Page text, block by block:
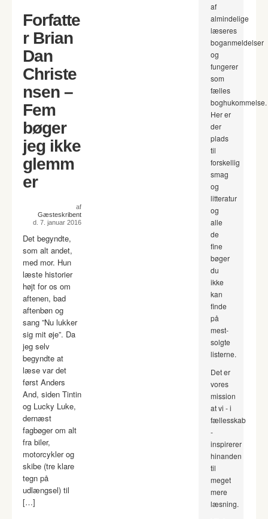
Forfatte
r Brian
Dan
Christe
nsen –
Fem
bøger
jeg ikke
glemm
er
af
Gæsteskribent
d. 7. januar 2016
Det begyndte,
som alt andet,
med mor. Hun
læste historier
højt for os om
aftenen, bad
aftenbøn og
sang ”Nu lukker
sig mit øje”. Da
jeg selv
begyndte at
læse var det
først Anders
And, siden Tintin
og Lucky Luke,
dernæst
fagbøger om alt
fra biler,
motorcykler og
skibe (tre klare
tegn på
udlængsel) til
[…]
af
almindelige
læseres
boganmeldelser
og
fungerer
som
fælles
boghukommelse.
Her er
der
plads
til
forskellig
smag
og
litteratur
og
alle
de
fine
bøger
du
ikke
kan
finde
på
mest-
solgte
listerne.
Det er
vores
mission
at vi - i
fællesskab
-
inspirerer
hinanden
til
meget
mere
læsning.